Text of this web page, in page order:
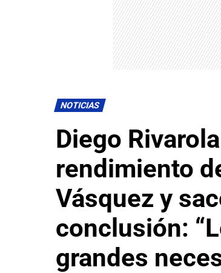
NOTICIAS
Diego
rendimiento
Vásquez y
conclusión:
grandes